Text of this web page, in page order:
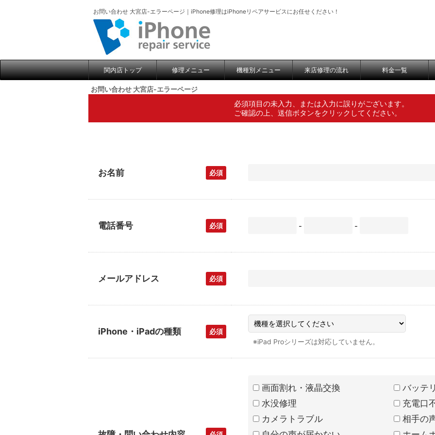
お問い合わせ 大宮店-エラーページ｜iPhone修理はiPhoneリペアサービスにお任せください！
関内店トップ 修理メニュー 機種別メニュー 来店修理の流れ 料金一覧
お問い合わせ 大宮店-エラーページ
必須項目の未入力、または入力に誤りがございます。
ご確認の上、送信ボタンをクリックしてください。
お名前 必須
電話番号 必須 - -
メールアドレス 必須
iPhone・iPadの種類
必須
※iPad Proシリーズは対応していません。
画面割れ・液晶交換
バッテ
水没修理
充電口
カメラトラブル
相手の